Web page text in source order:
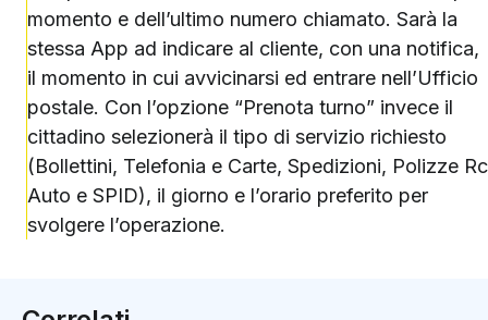
momento e dell’ultimo numero chiamato. Sarà la
stessa App ad indicare al cliente, con una notifica,
il momento in cui avvicinarsi ed entrare nell’Ufficio
postale. Con l’opzione “Prenota turno” invece il
cittadino selezionerà il tipo di servizio richiesto
(Bollettini, Telefonia e Carte, Spedizioni, Polizze Rc
Auto e SPID), il giorno e l’orario preferito per
svolgere l’operazione.